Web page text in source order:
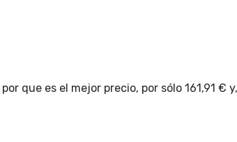
que es el mejor precio, por sólo 161,91 €